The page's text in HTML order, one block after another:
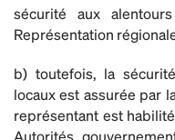
sécurité aux
Représentation
b) toutefois, la
locaux est assurée par
représentant est
Autorités